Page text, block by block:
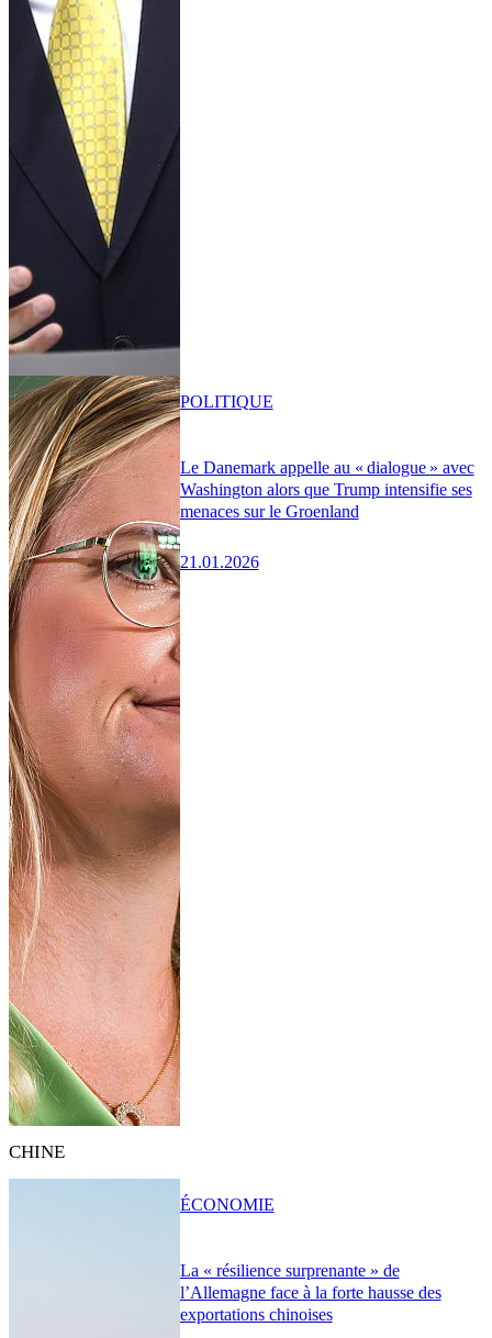
Le Danemark appelle au « dialogue » avec
Washington alors que Trump intensifie ses
menaces sur le Groenland
21.01.2026
POLITIQUE
CHINE
La « résilience surprenante » de
l’Allemagne face à la forte hausse des
exportations chinoises
ÉCONOMIE